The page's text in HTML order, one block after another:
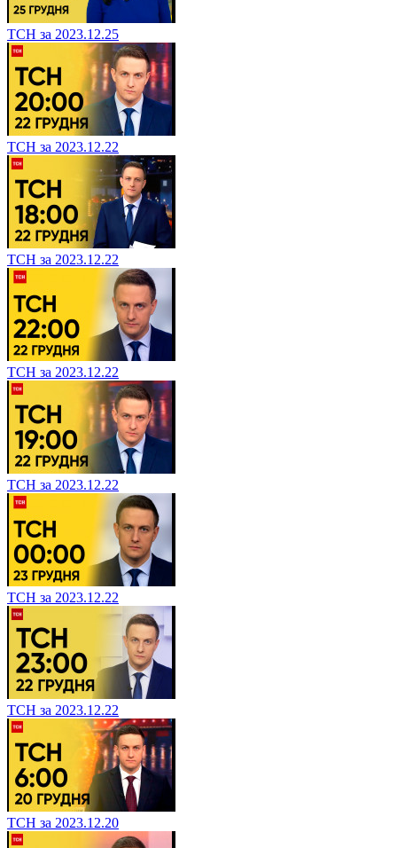
ТСН за 2023.12.25
ТСН за 2023.12.22
ТСН за 2023.12.22
ТСН за 2023.12.22
ТСН за 2023.12.22
ТСН за 2023.12.22
ТСН за 2023.12.22
ТСН за 2023.12.20